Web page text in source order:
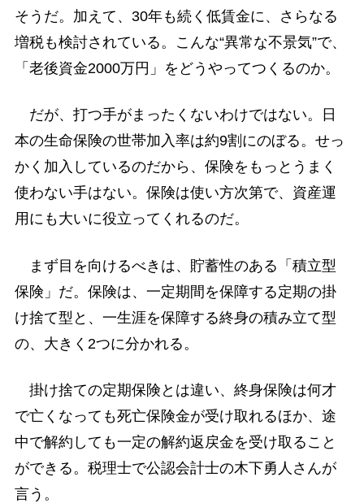
そうだ。加えて、30年も続く低賃金に、さらなる
増税も検討されている。こんな“異常な不景気”で、
「老後資金2000万円」をどうやってつくるのか。
だが、打つ手がまったくないわけではない。日
本の生命保険の世帯加入率は約9割にのぼる。せっ
かく加入しているのだから、保険をもっとうまく
使わない手はない。保険は使い方次第で、資産運
用にも大いに役立ってくれるのだ。
まず目を向けるべきは、貯蓄性のある「積立型
保険」だ。保険は、一定期間を保障する定期の掛
け捨て型と、一生涯を保障する終身の積み立て型
の、大きく2つに分かれる。
掛け捨ての定期保険とは違い、終身保険は何才
で亡くなっても死亡保険金が受け取れるほか、途
中で解約しても一定の解約返戻金を受け取ること
ができる。税理士で公認会計士の木下勇人さんが
言う。